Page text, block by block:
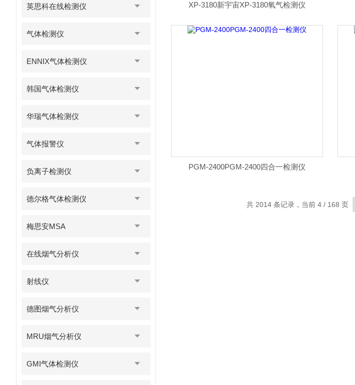
英思科在线检测仪
气体检测仪
ENNIX气体检测仪
韩国气体检测仪
华瑞气体检测仪
气体报警仪
负离子检测仪
德尔格气体检测仪
梅思安MSA
在线烟气分析仪
射线仪
德图烟气分析仪
MRU烟气分析仪
GMI气体检测仪
XP-3180新宇宙XP-3180氧气检测仪
PGM-2400PGM-2400四合一检测仪
共 2014 条记录，当前 4 / 168 页